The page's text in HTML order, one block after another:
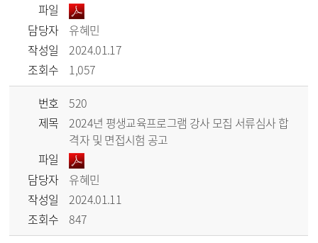
파일
담당자
유혜민
작성일
2024.01.17
조회수
1,057
번호
520
제목
2024년 평생교육프로그램 강사 모집 서류심사 합
격자 및 면접시험 공고
파일
담당자
유혜민
작성일
2024.01.11
조회수
847